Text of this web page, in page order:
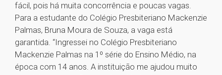
fácil, pois há muita concorrência e poucas vagas.
Para a estudante do Colégio Presbiteriano Mackenzie
Palmas, Bruna Moura de Souza, a vaga está
garantida. “Ingressei no Colégio Presbiteriano
Mackenzie Palmas na 1º série do Ensino Médio, na
época com 14 anos. A instituição me ajudou muito